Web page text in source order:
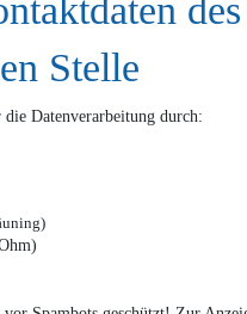
Stelle
Datenverarbeitung durch: